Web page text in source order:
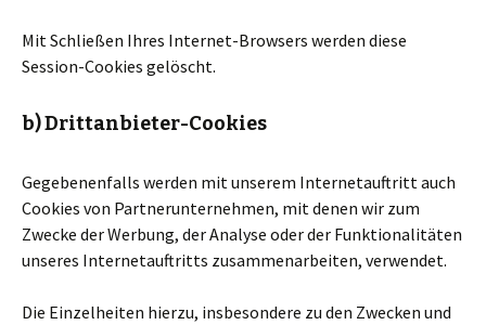
Mit Schließen Ihres Internet-Browsers werden diese
Session-Cookies gelöscht.
b) Drittanbieter-Cookies
Gegebenenfalls werden mit unserem Internetauftritt auch
Cookies von Partnerunternehmen, mit denen wir zum
Zwecke der Werbung, der Analyse oder der Funktionalitäten
unseres Internetauftritts zusammenarbeiten, verwendet.
Die Einzelheiten hierzu, insbesondere zu den Zwecken und